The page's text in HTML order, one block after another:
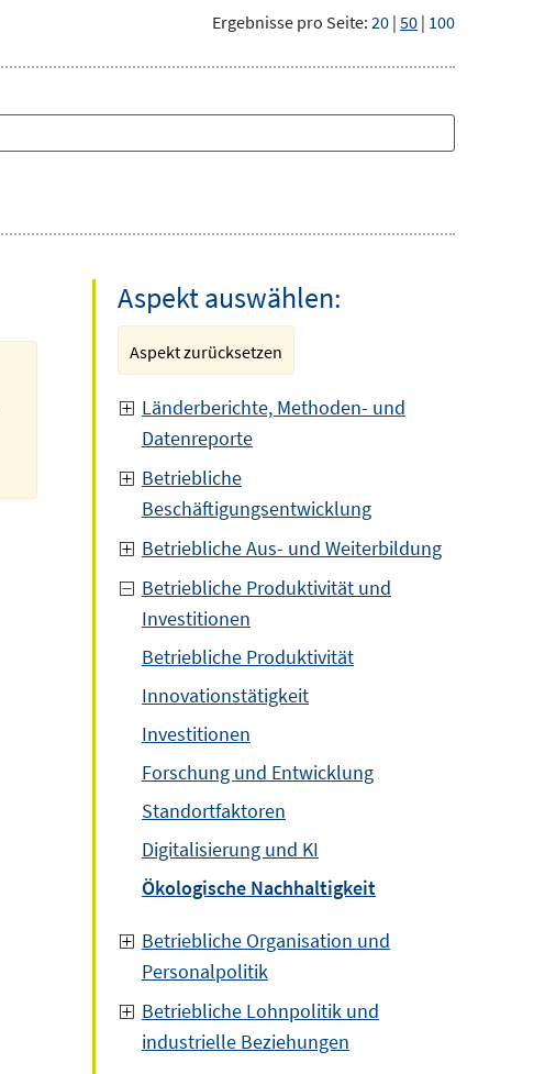
Ergebnisse pro Seite: 20 | 50 | 100
Aspekt auswählen:
Aspekt zurücksetzen
Länderberichte, Methoden- und
Datenreporte
Betriebliche
Beschäftigungsentwicklung
Betriebliche Aus- und Weiterbildung
Betriebliche Produktivität und
Investitionen
Betriebliche Produktivität
Innovationstätigkeit
Investitionen
Forschung und Entwicklung
Standortfaktoren
Digitalisierung und KI
Ökologische Nachhaltigkeit
Betriebliche Organisation und
Personalpolitik
Betriebliche Lohnpolitik und
industrielle Beziehungen